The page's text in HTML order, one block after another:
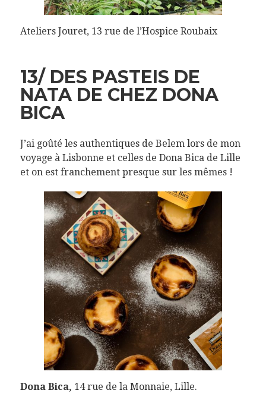
Ateliers Jouret, 13 rue de l’Hospice Roubaix
13/ DES PASTEIS DE
NATA DE CHEZ DONA
BICA
J’ai goûté les authentiques de Belem lors de mon
voyage à Lisbonne et celles de Dona Bica de Lille
et on est franchement presque sur les mêmes !
Dona Bica, 14 rue de la Monnaie, Lille.